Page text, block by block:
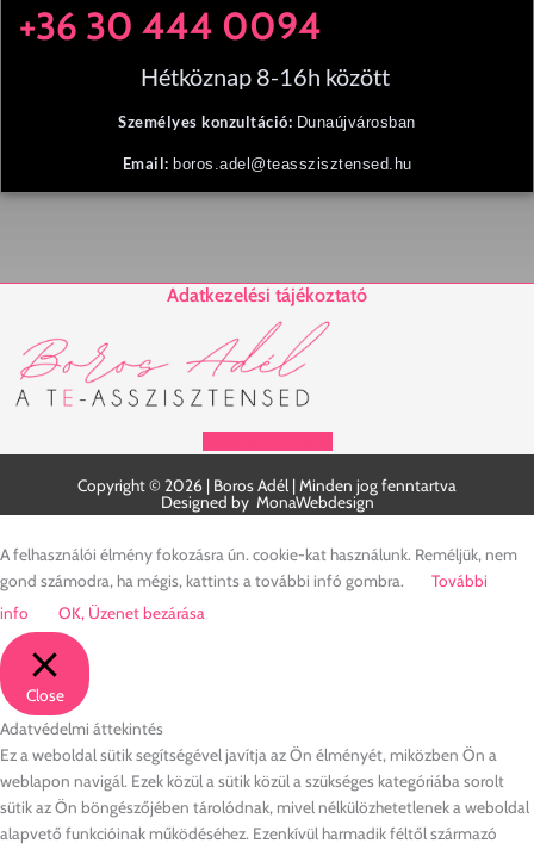
+36 30 444 0094
Hétköznap 8-16h között
Személyes konzultáció: Dunaújvárosban
Email: boros.adel@teasszisztensed.hu
Adatkezelési tájékoztató
Copyright © 2026 | Boros Adél | Minden jog fenntartva
Designed by MonaWebdesign
A felhasználói élmény fokozásra ún. cookie-kat használunk. Reméljük, nem
gond számodra, ha mégis, kattints a további infó gombra.
További
info
OK, Üzenet bezárása
Close
Adatvédelmi áttekintés
Ez a weboldal sütik segítségével javítja az Ön élményét, miközben Ön a
weblapon navigál. Ezek közül a sütik közül a szükséges kategóriába sorolt
sütik az Ön böngészőjében tárolódnak, mivel nélkülözhetetlenek a weboldal
alapvető funkcióinak működéséhez. Ezenkívül harmadik féltől származó